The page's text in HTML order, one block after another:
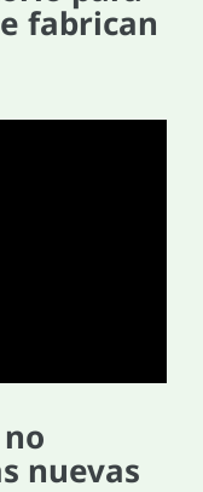
fabrican
nuevas